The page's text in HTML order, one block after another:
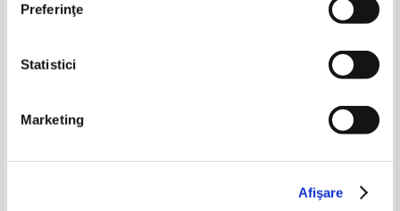
Preferinţe
Statistici
Marketing
Afişare
begin on the white house